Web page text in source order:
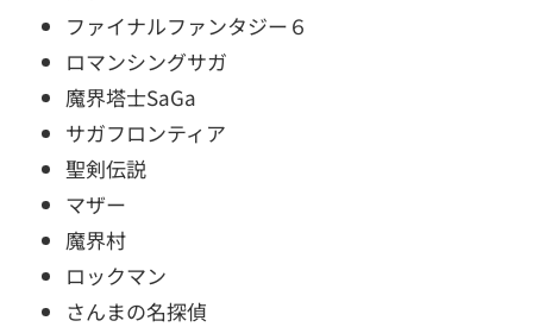
ファイナルファンタジー６
ロマンシングサガ
魔界塔士SaGa
サガフロンティア
聖剣伝説
マザー
魔界村
ロックマン
さんまの名探偵